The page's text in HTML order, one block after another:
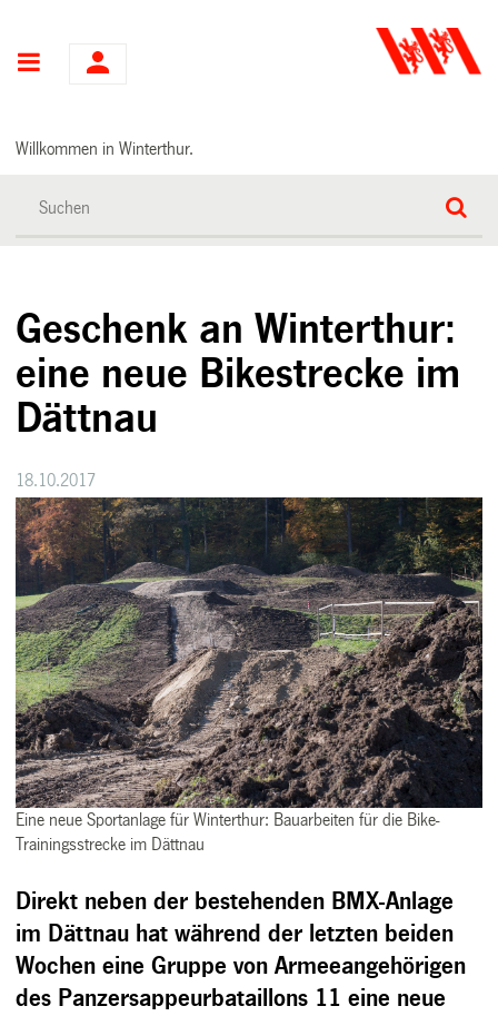
Hauptnavigation
Willkommen in Winterthur.
Geschenk an Winterthur:
eine neue Bikestrecke im
Dättnau
18.10.2017
Eine neue Sportanlage für Winterthur: Bauarbeiten für die Bike-
Trainingsstrecke im Dättnau
Direkt neben der bestehenden BMX-Anlage
im Dättnau hat während der letzten beiden
Wochen eine Gruppe von Armeeangehörigen
des Panzersappeurbataillons 11 eine neue